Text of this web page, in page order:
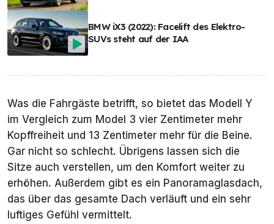
BMW iX3 (2022): Facelift des Elektro-
SUVs steht auf der IAA
Was die Fahrgäste betrifft, so bietet das Modell Y
im Vergleich zum Model 3 vier Zentimeter mehr
Kopffreiheit und 13 Zentimeter mehr für die Beine.
Gar nicht so schlecht. Übrigens lassen sich die
Sitze auch verstellen, um den Komfort weiter zu
erhöhen. Außerdem gibt es ein Panoramaglasdach,
das über das gesamte Dach verläuft und ein sehr
luftiges Gefühl vermittelt.